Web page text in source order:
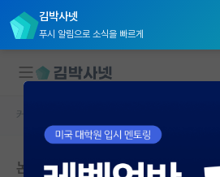
김박사넷
푸시 알림으로 소식을 빠르게
대학원생 모집
국내대학원 정보
커뮤니티 홈
논문들을 잘 못 믿겠어요 어떡하죠?